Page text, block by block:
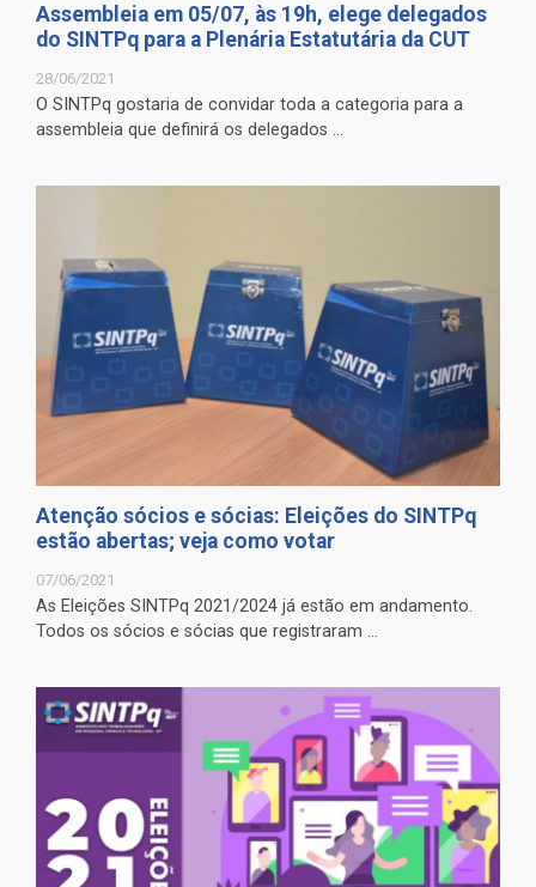
Assembleia em 05/07, às 19h, elege delegados
do SINTPq para a Plenária Estatutária da CUT
28/06/2021
O SINTPq gostaria de convidar toda a categoria para a
assembleia que definirá os delegados ...
Atenção sócios e sócias: Eleições do SINTPq
estão abertas; veja como votar
07/06/2021
As Eleições SINTPq 2021/2024 já estão em andamento.
Todos os sócios e sócias que registraram ...